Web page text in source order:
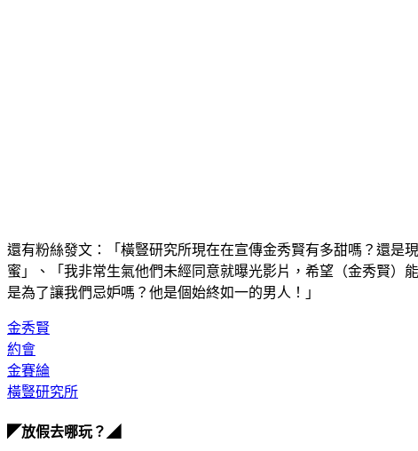
還有粉絲發文：「橫豎研究所現在在宣傳金秀賢有多甜嗎？還是
蜜」、「我非常生氣他們未經同意就曝光影片，希望（金秀賢）
是為了讓我們忌妒嗎？他是個始終如一的男人！」
金秀賢
約會
金賽綸
橫豎研究所
◤放假去哪玩？◢